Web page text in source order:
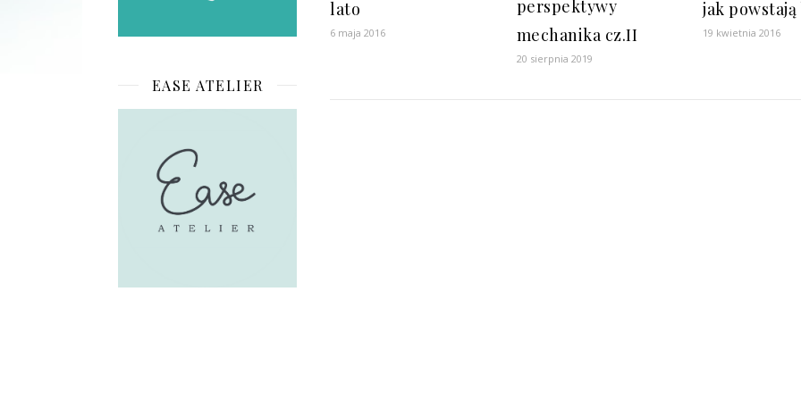
EASE ATELIER
lato
6 maja 2016
perspektywy
mechanika cz.II
20 sierpnia 2019
jak
19 kwietnia 2016